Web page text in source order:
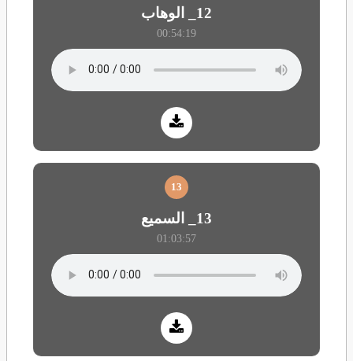
12_ الوهاب
00:54:19
13
13_ السميع
01:03:57